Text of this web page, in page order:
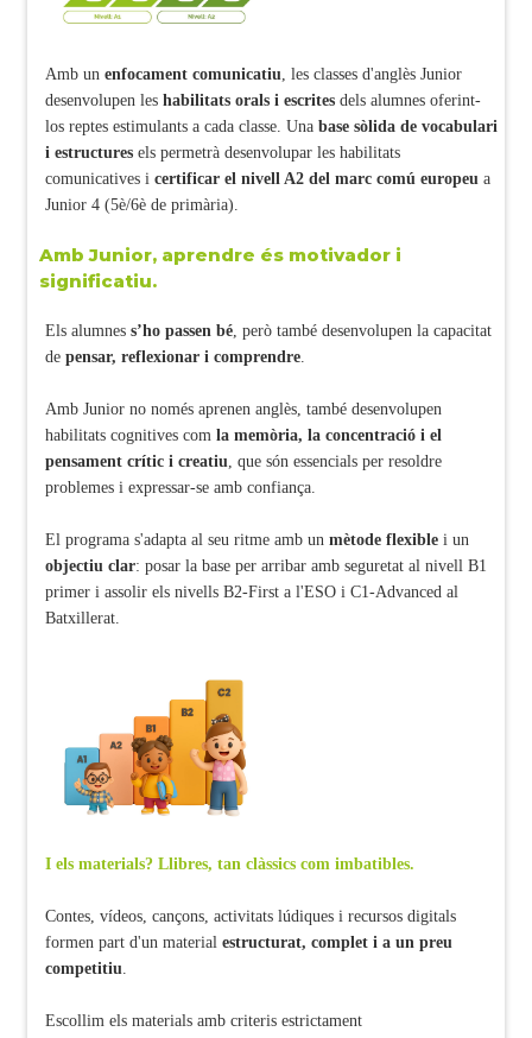
Amb un enfocament comunicatiu , les classes d'anglès Junior
desenvolupen les habilitats orals i escrites dels alumnes oferint-
los reptes estimulants a cada classe. Una base sòlida de vocabulari
i estructures els permetrà desenvolupar les habilitats
comunicatives i certificar el nivell A2 del marc comú europeu a
Junior 4 (5è/6è de primària).
Amb Junior, aprendre és motivador i
significatiu.
Els alumnes s’ho passen bé , però també desenvolupen la capacitat
de pensar, reflexionar i comprendre
Amb Junior no només aprenen anglès, també desenvolupen
habilitats cognitives com la memòria, la concentració i el
pensament crític i creatiu , que són essencials per resoldre
problemes i expressar-se amb confiança.
El programa s'adapta al seu ritme amb un mètode flexible i un
objectiu clar: posar la base per arribar amb seguretat al nivell B1
primer i assolir els nivells B2-First a l'ESO i C1-Advanced al
Batxillerat.
I els materials? Llibres, tan clàssics com imbatibles.
Contes, vídeos, cançons, activitats lúdiques i recursos digitals
formen part d'un material estructurat, complet i a un preu
competitiu.
Escollim els materials amb criteris estrictament